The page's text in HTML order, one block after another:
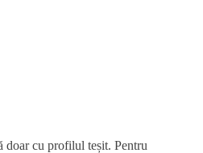
doar cu profilul teșit. Pentru